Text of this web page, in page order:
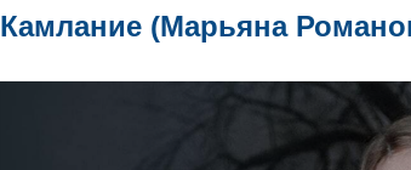
Камлание (Марьяна